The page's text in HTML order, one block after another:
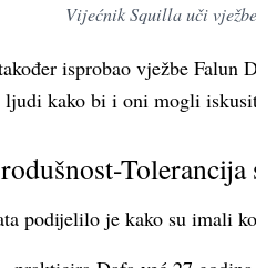
Vijećnik Squilla uči
isprobao vježbe Falun
ljudi kako bi i oni mogli
podijelilo je kako su imali